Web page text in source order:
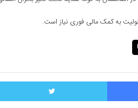
به کمک مالی فوری نیاز است.
فیس بوک